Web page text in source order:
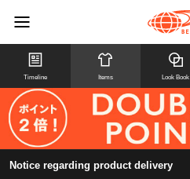
Timeline Items Look Book
Notice regarding product delivery